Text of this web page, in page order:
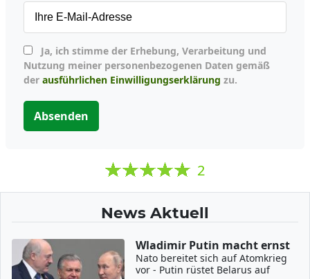
Nutzung meiner personenbezogenen Daten gemäß
der ausführlichen Einwilligungserklärung zu.
Absenden
2
News Aktuell
Wladimir Putin macht ernst
Nato bereitet sich auf Atomkrieg
vor - Putin rüstet Belarus auf